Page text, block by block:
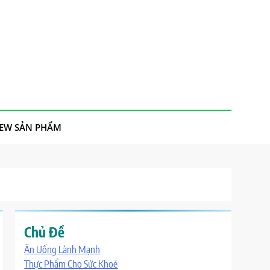
SẢN PHẨM
Chủ Đề
Ăn Uống Lành Mạnh
Thực Phẩm Cho Sức Khoẻ